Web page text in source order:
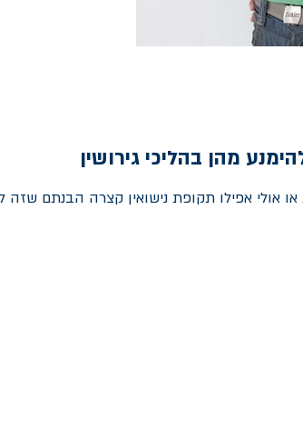
מהן בהליכי גירושין
אולי אפילו תקופת נישואין קצרה הבנתם שזה